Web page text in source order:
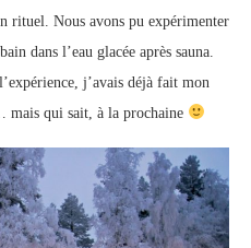
rituel. Nous avons pu expérimenter
dans l’eau glacée après sauna.
j’avais déjà fait mon
mais qui sait, à la prochaine